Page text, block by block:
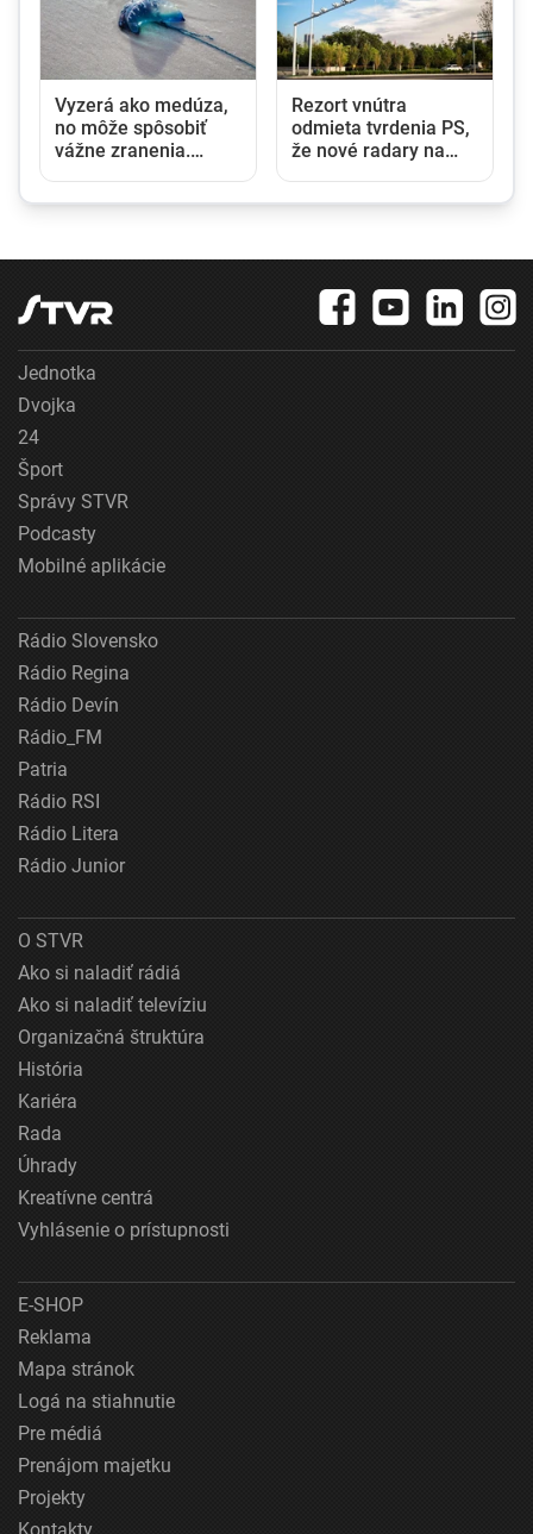
Vyzerá ako medúza,
no môže spôsobiť
vážne zranenia.
Rezort vnútra
odmieta tvrdenia PS,
že nové radary na
Jednotka
Dvojka
24
Šport
Správy STVR
Podcasty
Mobilné aplikácie
Rádio Slovensko
Rádio Regina
Rádio Devín
Rádio_FM
Patria
Rádio RSI
Rádio Litera
Rádio Junior
O STVR
Ako si naladiť rádiá
Ako si naladiť televíziu
Organizačná štruktúra
História
Kariéra
Rada
Úhrady
Kreatívne centrá
Vyhlásenie o prístupnosti
E-SHOP
Reklama
Mapa stránok
Logá na stiahnutie
Pre médiá
Prenájom majetku
Projekty
Kontakty